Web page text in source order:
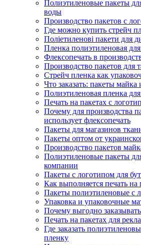
Полиэтиленовые пакеты
воды
Производство пакетов с
Где можно купить стрейч
Поліетиленові пакети для
Пленка полиэтиленовая
Флексопечать в
Производство пакетов для
Стрейч пленка как
Что заказать: пакеты
Полиэтиленовая пленка
Печать на пакетах с
Почему для производства
использует флексопечать
Пакеты для магазинов
Пакеты оптом от
Производство пакетов
Полиэтиленовые пакеты
компании
Пакеты с логотипом для
Как выполняется печать на
Пакеты полиэтиленовые с
Упаковка и упаковочные
Почему выгодно
Печать на пакетах для
Где заказать
пленку